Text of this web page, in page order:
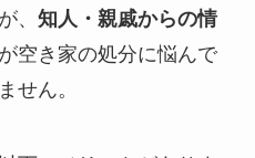
、 知人・親戚からの情
空き家の処分に悩んで
せん。